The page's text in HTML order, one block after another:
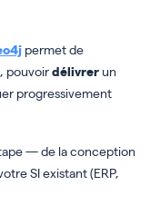
permet de
pouvoirdélivrer un
progressivement
— de la conception
SI existant (ERP,